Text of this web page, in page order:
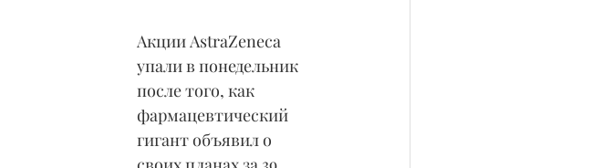
Акции AstraZeneca
упали в понедельник
после того, как
фармацевтический
гигант объявил о